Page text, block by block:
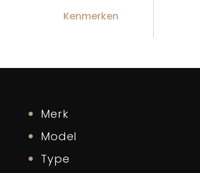
Kenmerken
Merk
Model
Type